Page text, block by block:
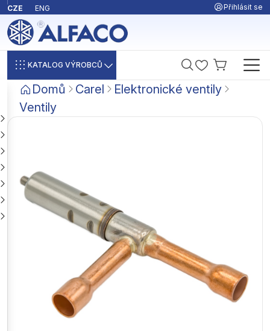
CZE ENG Přihlásit se
KATALOG VÝROBCŮ
Domů Carel
Elektronické ventily
Ventily